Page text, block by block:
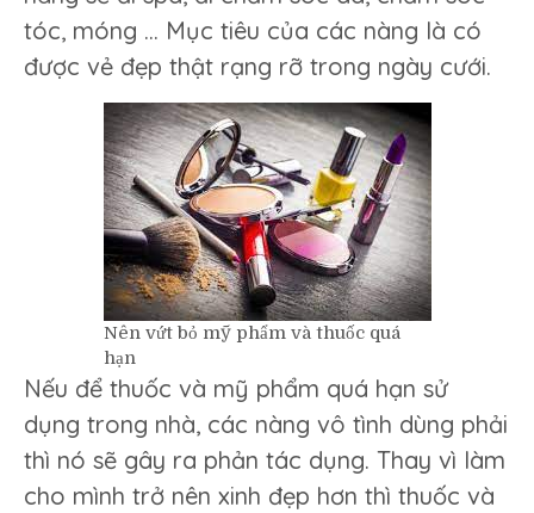
tóc, móng … Mục tiêu của các nàng là có
được vẻ đẹp thật rạng rỡ trong ngày cưới.
Nên vứt bỏ mỹ phẩm và thuốc quá
hạn
Nếu để thuốc và mỹ phẩm quá hạn sử
dụng trong nhà, các nàng vô tình dùng phải
thì nó sẽ gây ra phản tác dụng. Thay vì làm
cho mình trở nên xinh đẹp hơn thì thuốc và